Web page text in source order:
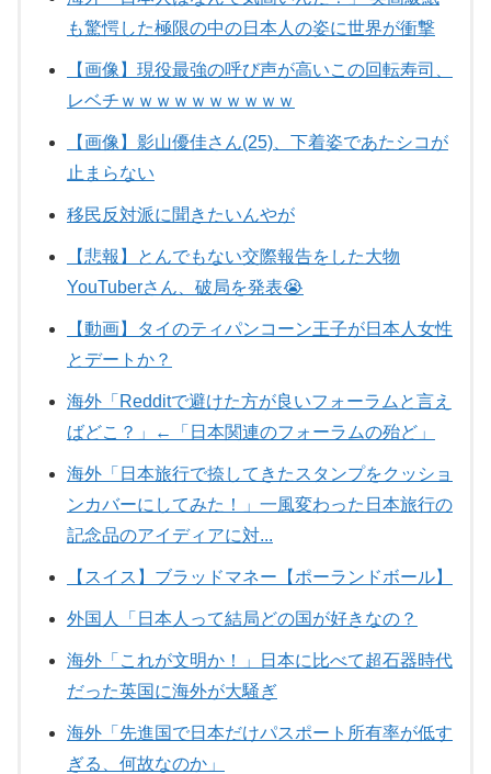
も驚愕した極限の中の日本人の姿に世界が衝撃
【画像】現役最強の呼び声が高いこの回転寿司、
レベチｗｗｗｗｗｗｗｗｗｗ
【画像】影山優佳さん(25)、下着姿であたシコが
止まらない
移民反対派に聞きたいんやが
【悲報】とんでもない交際報告をした大物
YouTuberさん、破局を発表😭
【動画】タイのティパンコーン王子が日本人女性
とデートか？
海外「Redditで避けた方が良いフォーラムと言え
ばどこ？」←「日本関連のフォーラムの殆ど」
海外「日本旅行で捺してきたスタンプをクッショ
ンカバーにしてみた！」一風変わった日本旅行の
記念品のアイディアに対...
【スイス】ブラッドマネー【ポーランドボール】
外国人「日本人って結局どの国が好きなの？
海外「これが文明か！」日本に比べて超石器時代
だった英国に海外が大騒ぎ
海外「先進国で日本だけパスポート所有率が低す
ぎる、何故なのか」